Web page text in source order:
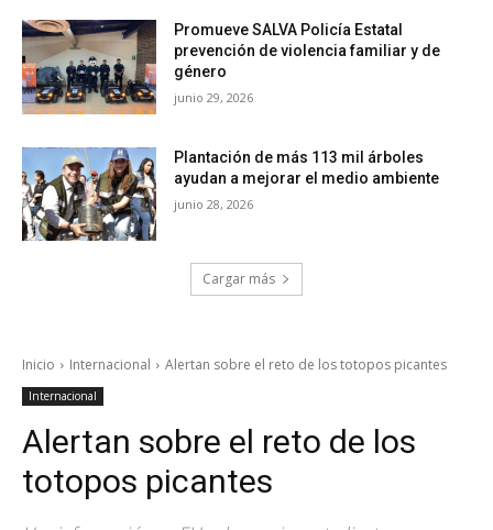
Promueve SALVA Policía Estatal
prevención de violencia familiar y de
género
junio 29, 2026
Plantación de más 113 mil árboles
ayudan a mejorar el medio ambiente
junio 28, 2026
Cargar más